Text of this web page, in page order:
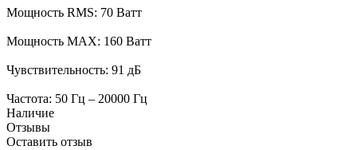
Мощность RMS: 70 Ватт
Мощность MAX: 160 Ватт
Чувствительность: 91 дБ
Частота: 50 Гц – 20000 Гц
Наличие
Отзывы
Оставить отзыв